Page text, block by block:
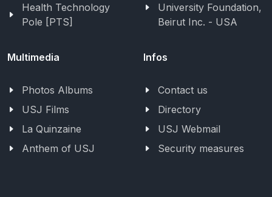
Health Technology
Pole [PTS]
University Foundation,
Beirut Inc. - USA
Multimedia
Photos Albums
USJ Films
La Quinzaine
Anthem of USJ
Infos
Contact us
Directory
USJ Webmail
Security measures